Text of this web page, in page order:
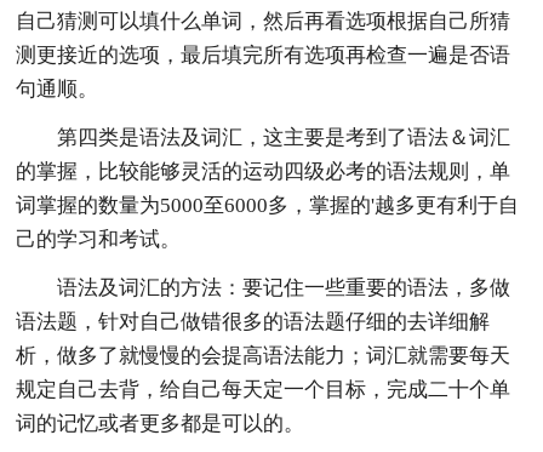
自己猜测可以填什么单词，然后再看选项根据自己所猜
测更接近的选项，最后填完所有选项再检查一遍是否语
句通顺。
第四类是语法及词汇，这主要是考到了语法＆词汇
的掌握，比较能够灵活的运动四级必考的语法规则，单
词掌握的数量为5000至6000多，掌握的'越多更有利于自
己的学习和考试。
语法及词汇的方法：要记住一些重要的语法，多做
语法题，针对自己做错很多的语法题仔细的去详细解
析，做多了就慢慢的会提高语法能力；词汇就需要每天
规定自己去背，给自己每天定一个目标，完成二十个单
词的记忆或者更多都是可以的。